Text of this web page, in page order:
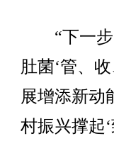
“下一步
肚菌‘管、
展增添新动
村振兴撑起